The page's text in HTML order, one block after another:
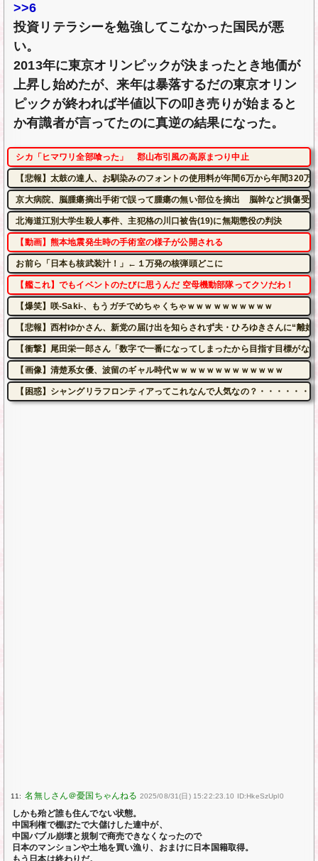
>>6
投資リテラシーを勉強してこなかった国民が悪
い。
2013年に東京オリンピックが決まったとき地価が
上昇し始めたが、来年は暴落するだの東京オリン
ピックが終われば半値以下の叩き売りが始まると
か有識者が言ってたのに真逆の結果になった。
シカ「ヒマワリ全部喰った」 郡山布引風の高原まつり中止
【悲報】太鼓の達人、お馴染みのフォントの使用料が年間6万から年間320万
京大病院、脳腫瘍摘出手術で誤って腫瘍の無い部位を摘出 脳幹など損傷受
北海道江別大学生殺人事件、主犯格の川口被告(19)に無期懲役の判決
【動画】熊本地震発生時の手術室の様子が公開される
お前ら「日本も核武装汁！」←１万発の核弾頭どこに
【艦これ】でもイベントのたびに思うんだ 空母機動部隊ってクソだわ！
【爆笑】咲-Saki-、もうガチでめちゃくちゃｗｗｗｗｗｗｗｗｗｗ
【悲報】西村ゆかさん、新党の届け出を知らされず夫・ひろゆきさんに“離
【衝撃】尾田栄一郎さん「数字で一番になってしまったから目指す目標が
【画像】清楚系女優、波留のギャル時代ｗｗｗｗｗｗｗｗｗｗｗｗｗ
【困惑】シャングリラフロンティアってこれなんで人気なの？・・・・・・
11: 2025/08/31(日) 15:22:23.10 ID:HkeSzUpl0
しかも殆ど誰も住んでない状態。
中国利権で棚ぼたで大儲けした連中が、
中国バブル崩壊と規制で商売できなくなったので
日本のマンションや土地を買い漁り、おまけに日本国籍取得。